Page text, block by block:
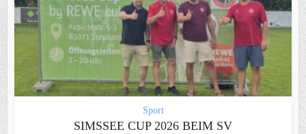
Sport
SIMSSEE CUP 2026 BEIM SV